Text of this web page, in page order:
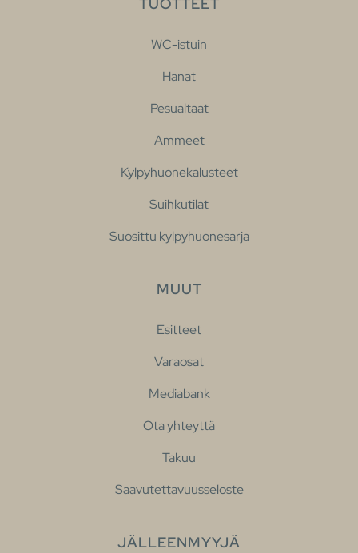
WC-istuin
Hanat
Pesualtaat
Ammeet
Kylpyhuonekalusteet
Suihkutilat
Suosittu kylpyhuonesarja
MUUT
Esitteet
Varaosat
Mediabank
Ota yhteyttä
Takuu
Saavutettavuusseloste
JÄLLEENMYYJÄ